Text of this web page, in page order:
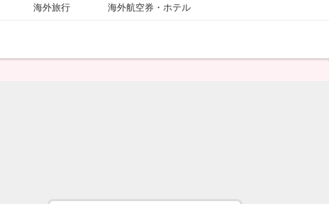
海外旅行 海外航空券・ホテル